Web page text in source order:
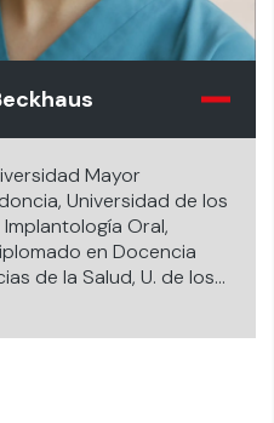
Mayor
Universidad de los
Oral,
en Docencia
de la Salud, U. de los